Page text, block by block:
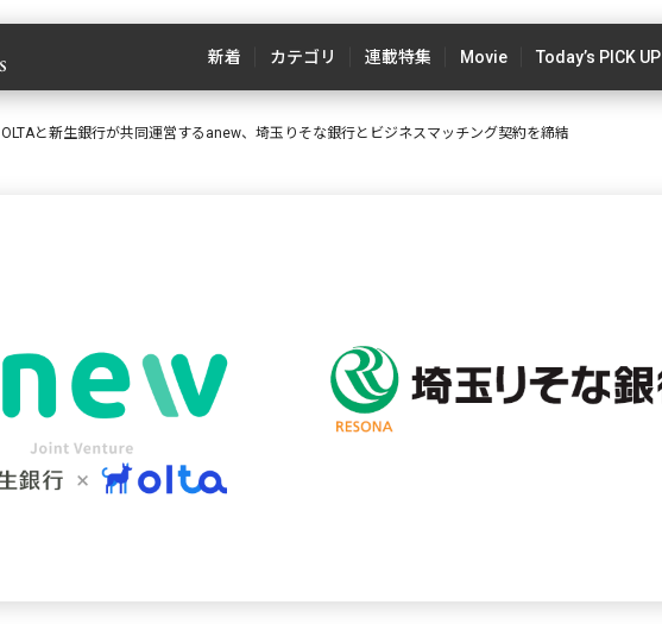
新着 カテゴリ 連載特集 Movie Today’s PICK UP
OLTAと新生銀行が共同運営するanew、埼玉りそな銀行とビジネスマッチング契約を締結